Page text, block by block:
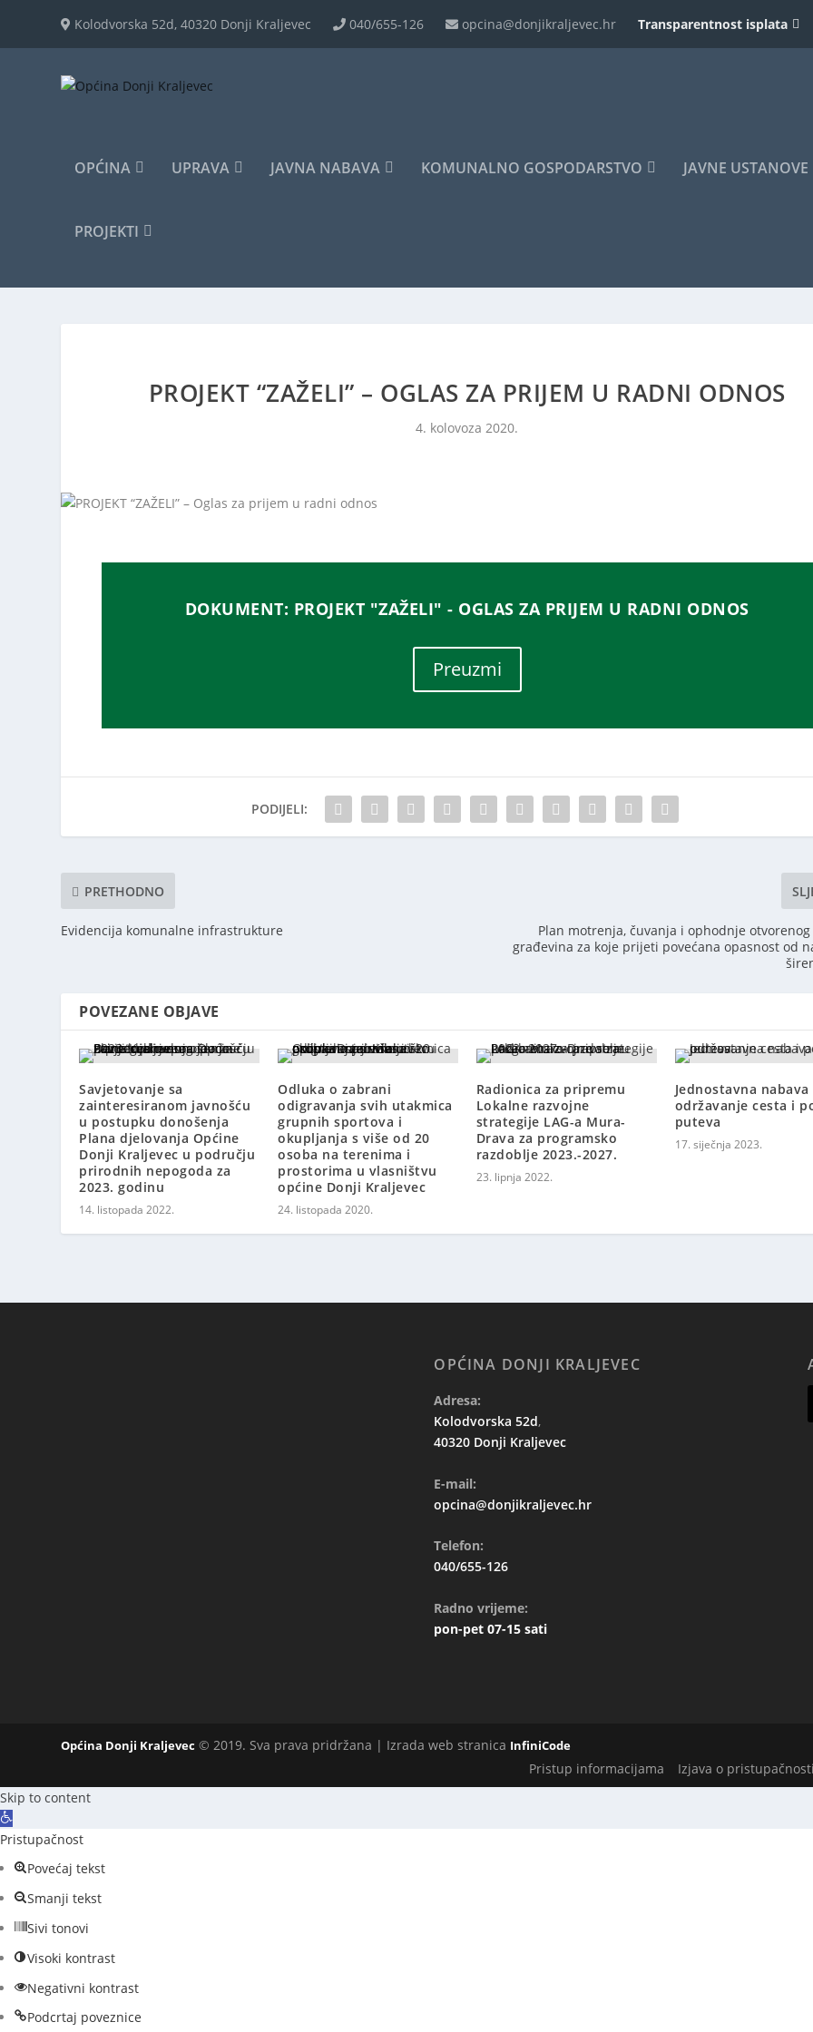
Kolodvorska 52d, 40320 Donji Kraljevec 040/655-126 opcina@donjikraljevec.hr Transparentnost isplata
OPĆINA UPRAVA JAVNA NABAVA KOMUNALNO GOSPODARSTVO JAVNE USTANOVE
PROJEKTI
PROJEKT “ZAŽELI” – OGLAS ZA PRIJEM U RADNI ODNOS
4. kolovoza 2020.
DOKUMENT: PROJEKT "ZAŽELI" - OGLAS ZA PRIJEM U RADNI ODNOS
Preuzmi
PODIJELI:
PRETHODNO
Evidencija komunalne infrastrukture
Plan motrenja, čuvanja i ophodnje
građevina za koje prijeti povećana opasnost od
POVEZANE OBJAVE
Savjetovanje sa
zainteresiranom javnošću
u postupku donošenja
Plana djelovanja Općine
Donji Kraljevec u području
prirodnih nepogoda za
2023. godinu
14. listopada 2022.
Odluka o zabrani
odigravanja svih utakmica
grupnih sportova i
okupljanja s više od 20
osoba na terenima i
prostorima u vlasništvu
općine Donji Kraljevec
24. listopada 2020.
Radionica za pripremu
Lokalne razvojne
strategije LAG-a Mura-
Drava za programsko
razdoblje 2023.-2027.
23. lipnja 2022.
Jednostavna nabava
održavanje cesta i
puteva
17. siječnja 2023.
OPĆINA DONJI KRALJEVEC
Adresa:
Kolodvorska 52d,
40320 Donji Kraljevec
E-mail:
opcina@donjikraljevec.hr
Telefon:
040/655-126
Radno vrijeme:
pon-pet 07-15 sati
Općina Donji Kraljevec © 2019. Sva prava pridržana | Izrada web stranica InfiniCode
Pristup informacijama Izjava o pristupačnosti
Skip to content
O
p
t
l
b
Pristupačnost
Povećaj tekst
Smanji tekst
Sivi tonovi
Visoki kontrast
Negativni kontrast
Podcrtaj poveznice